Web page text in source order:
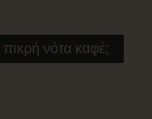
πικρή νότα καφέ;